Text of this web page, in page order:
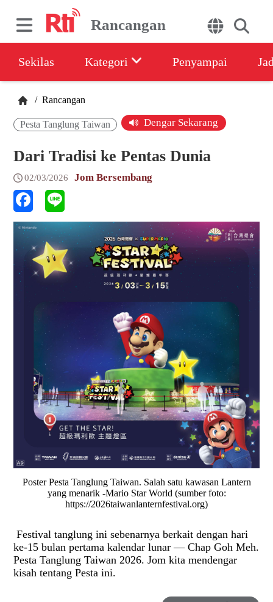
Rancangan
Sekilas Kategori Penyampai
/ Rancangan
Pesta Tanglung Taiwan Dengar Sekarang
Dari Tradisi ke Pentas Dunia
02/03/2026 Jom Bersembang
Poster Pesta Tanglung Taiwan. Salah satu kawasan Lantern
yang menarik -Mario Star World (sumber foto:
https://2026taiwanlanternfestival.org)
Festival tanglung ini sebenarnya berkait dengan hari
ke-15 bulan pertama kalendar lunar — Chap Goh Meh.
Pesta Tanglung Taiwan 2026. Jom kita mendengar
kisah tentang Pesta ini.